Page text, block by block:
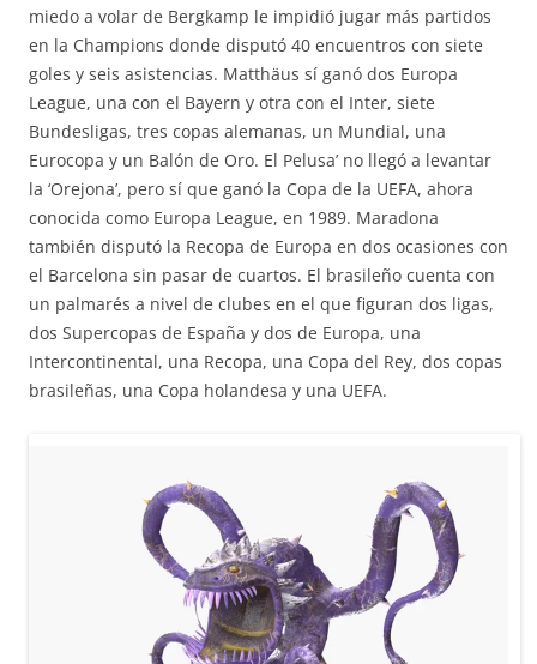
miedo a volar de Bergkamp le impidió jugar más partidos
en la Champions donde disputó 40 encuentros con siete
goles y seis asistencias. Matthäus sí ganó dos Europa
League, una con el Bayern y otra con el Inter, siete
Bundesligas, tres copas alemanas, un Mundial, una
Eurocopa y un Balón de Oro. El Pelusa’ no llegó a levantar
la ‘Orejona’, pero sí que ganó la Copa de la UEFA, ahora
conocida como Europa League, en 1989. Maradona
también disputó la Recopa de Europa en dos ocasiones con
el Barcelona sin pasar de cuartos. El brasileño cuenta con
un palmarés a nivel de clubes en el que figuran dos ligas,
dos Supercopas de España y dos de Europa, una
Intercontinental, una Recopa, una Copa del Rey, dos copas
brasileñas, una Copa holandesa y una UEFA.